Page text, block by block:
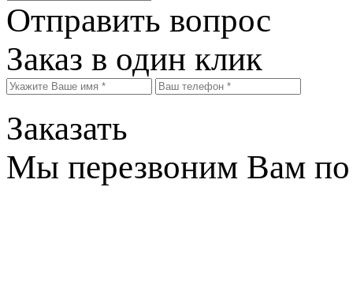
Отправить вопрос
Заказ в один клик
Заказать
Мы перезвоним Вам по